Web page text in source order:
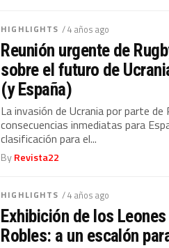
HIGHLIGHTS / 4 años ago
Reunión urgente de
sobre el futuro de
(y España)
La invasión de Ucrania por parte de
consecuencias inmediatas para
clasificación para el...
ByRevista22
HIGHLIGHTS / 4 años ago
Exhibición de los
Robles: a un escalón